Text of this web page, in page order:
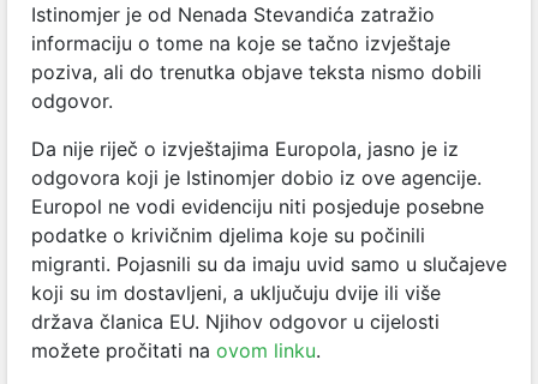
Istinomjer je od Nenada Stevandića zatražio
informaciju o tome na koje se tačno izvještaje
poziva, ali do trenutka objave teksta nismo dobili
odgovor.
Da nije riječ o izvještajima Europola, jasno je iz
odgovora koji je Istinomjer dobio iz ove agencije.
Europol ne vodi evidenciju niti posjeduje posebne
podatke o krivičnim djelima koje su počinili
migranti. Pojasnili su da imaju uvid samo u slučajeve
koji su im dostavljeni, a uključuju dvije ili više
država članica EU. Njihov odgovor u cijelosti
možete pročitati na ovom linku.